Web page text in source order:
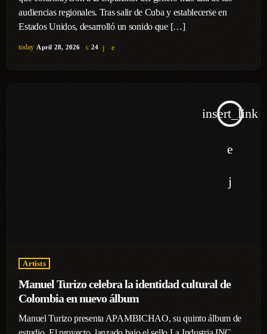
audiencias regionales. Tras salir de Cuba y establecerse en
Estados Unidos, desarrolló un sonido que […]
today April 28, 2026 24
insert_link
Artists
Manuel Turizo celebra la identidad cultural de
Colombia en nuevo álbum
Manuel Turizo presenta APAMBICHAO, su quinto álbum de